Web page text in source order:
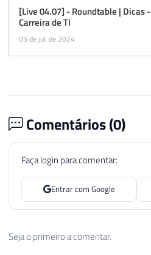
[Live 04.07] - Roundtable | Dicas -
Carreira de TI
05 de jul. de 2024
Comentários (0)
Faça login para comentar:
Entrar com Google
Seja o primeiro a comentar.